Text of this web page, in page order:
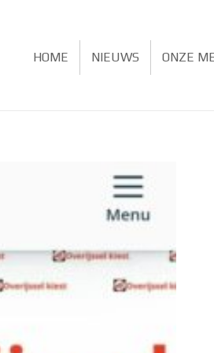
HOME NIEUWS ONZE